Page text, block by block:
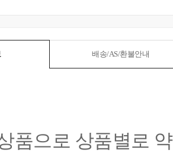
배송/AS/환불안내
품으로 상품별로